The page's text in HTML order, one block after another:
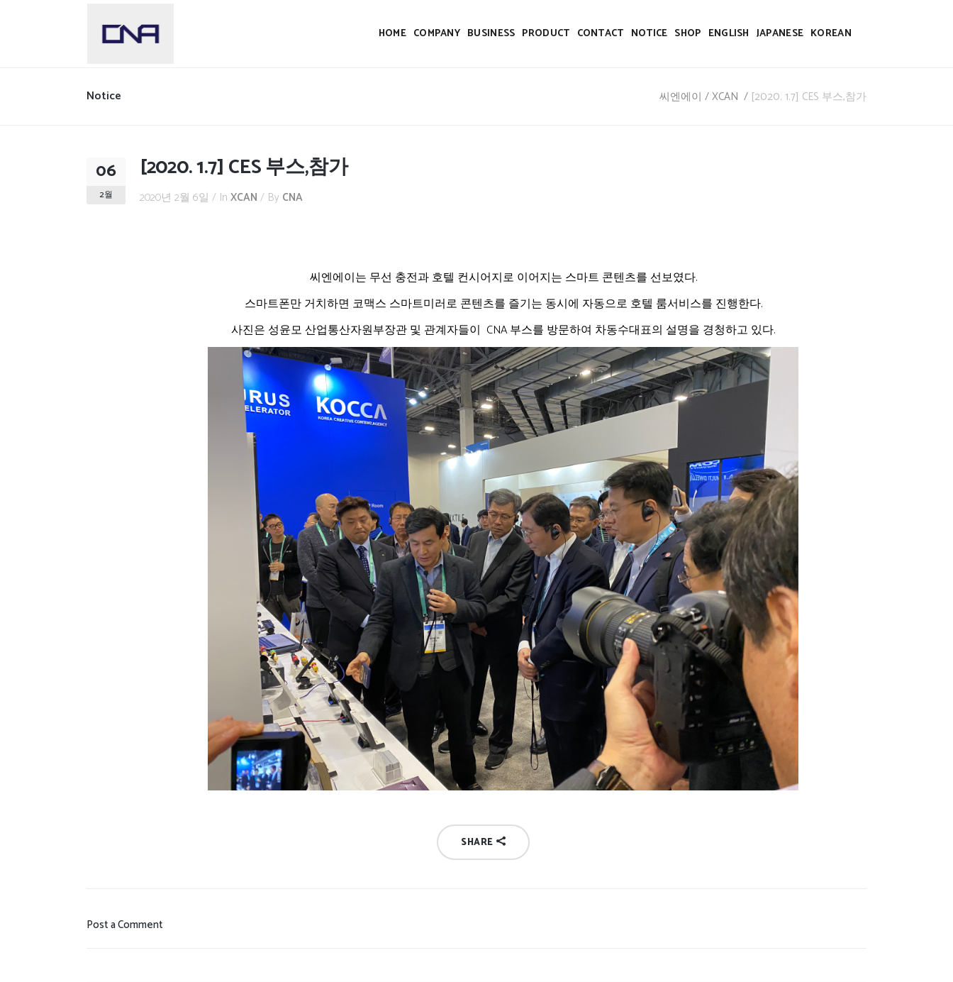
HOME COMPANY BUSINESS PRODUCT CONTACT NOTICE SHOP ENGLISH JAPANESE KOREAN
Notice 씨엔에이 /XCAN / [2020. 1.7] CES 부스,참가
06
2월
[2020. 1.7] CES 부스,참가
2020년 2월 6일 In XCAN By CNA
씨엔에이는 무선 충전과 호텔 컨시어지로 이어지는 스마트 콘텐츠를 선보였다.
스마트폰만 거치하면 코맥스 스마트미러로 콘텐츠를 즐기는 동시에 자동으로 호텔 룸서비스를 진행한다.
사진은 성윤모 산업통산자원부장관 및 관계자들이 CNA 부스를 방문하여 차동수대표의 설명을 경청하고 있다.
SHARE
Post a Comment